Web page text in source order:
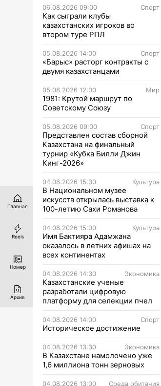
06.08.2026 09:00 Спорт
Как сыграли клубы
казахстанских игроков во
втором туре РПЛ
05.08.2026 14:00 Спорт
«Барыс» расторг контракты с
двумя казахстанцами
05.08.2026 12:00 Мир
1981: Крутой маршрут по
Советскому Союзу
05.08.2026 09:00 Спорт
Представлен состав сборной
Казахстана на финальный
турнир «Кубка Билли Джин
Кинг-2026»
04.08.2026 15:30 Культура
В Национальном музее
искусств открылась выставка к
100-летию Сахи Романова
04.08.2026 15:00 Культура
Имя Бактияра Адамжана
оказалось в летних афишах на
всех континентах
04.08.2026 14:30 Экономика
Казахстанские ученые
разработали цифровую
платформу для селекции пчел
04.08.2026 14:00 Спорт
Историческое достижение
04.08.2026 13:30 Экономика
В Казахстане намолочено уже
1,6 миллиона тонн зерновых
04.08.2026 13:00 Среда обитания
Главная
Reels
Номер
Архив